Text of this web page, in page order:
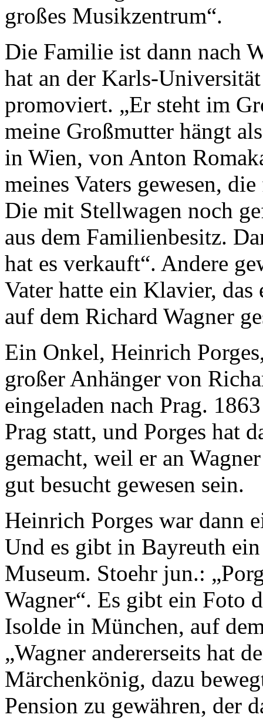
großes Musikzentrum“.
Die Familie ist dann nach
hat an der Karls-
promoviert. „Er steht im
meine Großmutter hängt
in Wien, von Anton
meines Vaters gewesen,
Die mit Stellwagen noch
aus dem Familienbesitz.
hat es verkauft“. Andere
Vater hatte ein Klavier, das
auf dem Richard Wagner
Ein Onkel, Heinrich
großer Anhänger von
eingeladen nach Prag.
Prag statt, und Porges hat
gemacht, weil er an
gut besucht gewesen sein.
Heinrich Porges war dann
Und es gibt in Bayreuth
Museum. Stoehr jun.:
Wagner“. Es gibt ein Foto
Isolde in München, auf
„Wagner andererseits hat
Märchenkönig, dazu
Pension zu gewähren, der